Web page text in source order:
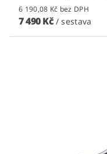
6 190,08 Kč bez DPH
7 490 Kč / sestava